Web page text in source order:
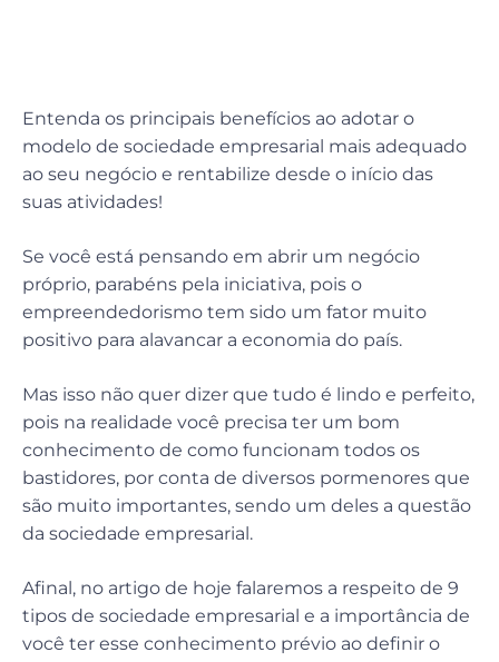
Entenda os principais benefícios ao adotar o
modelo de sociedade empresarial mais adequado
ao seu negócio e rentabilize desde o início das
suas atividades!
Se você está pensando em abrir um negócio
próprio, parabéns pela iniciativa, pois o
empreendedorismo tem sido um fator muito
positivo para alavancar a economia do país.
Mas isso não quer dizer que tudo é lindo e perfeito,
pois na realidade você precisa ter um bom
conhecimento de como funcionam todos os
bastidores, por conta de diversos pormenores que
são muito importantes, sendo um deles a questão
da sociedade empresarial.
Afinal, no artigo de hoje falaremos a respeito de 9
tipos de sociedade empresarial e a importância de
você ter esse conhecimento prévio ao definir o